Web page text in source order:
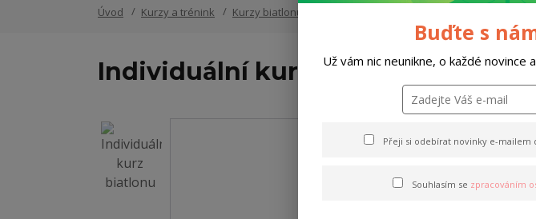
Úvod Kurzy a trénink Kurzy biatlonu
Individuální kurz biatlonu
Buďte s
Už vám nic neunikne, o každé novince
Přeji si odebírat novinky e-mailem
Souhlasím se zpracováním